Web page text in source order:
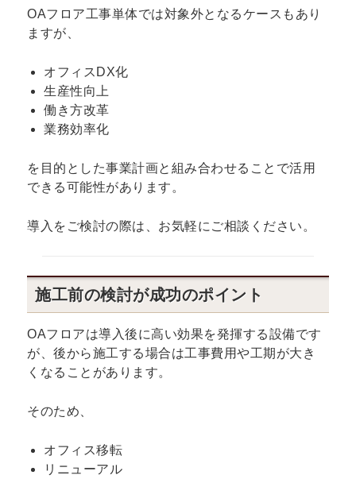
OAフロア工事単体では対象外となるケースもあり
ますが、
オフィスDX化
生産性向上
働き方改革
業務効率化
を目的とした事業計画と組み合わせることで活用
できる可能性があります。
導入をご検討の際は、お気軽にご相談ください。
施工前の検討が成功のポイント
OAフロアは導入後に高い効果を発揮する設備です
が、後から施工する場合は工事費用や工期が大き
くなることがあります。
そのため、
オフィス移転
リニューアル